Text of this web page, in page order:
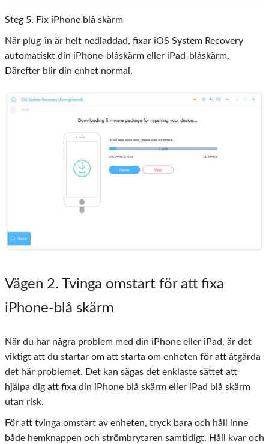
Steg 5. Fix iPhone blå skärm
När plug-in är helt nedladdad, fixar iOS System Recovery
automatiskt din iPhone-blåskärm eller iPad-blåskärm.
Därefter blir din enhet normal.
Vägen 2. Tvinga omstart för att fixa
iPhone-blå skärm
När du har några problem med din iPhone eller iPad, är det
viktigt att du startar om att starta om enheten för att åtgärda
det här problemet. Det kan sägas det enklaste sättet att
hjälpa dig att fixa din iPhone blå skärm eller iPad blå skärm
utan risk.
För att tvinga omstart av enheten, tryck bara och håll inne
både hemknappen och strömbrytaren samtidigt. Håll kvar och